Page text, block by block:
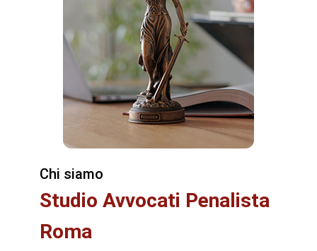
Chi siamo
Studio Avvocati Penalista
Roma